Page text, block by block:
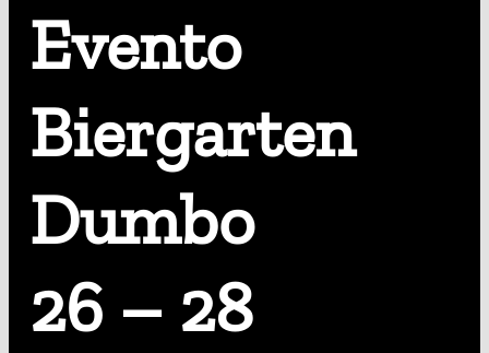
Evento
Biergarten
Dumbo
26 – 28